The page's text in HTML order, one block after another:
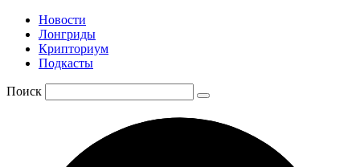
Новости
Лонгриды
Крипториум
Подкасты
Поиск